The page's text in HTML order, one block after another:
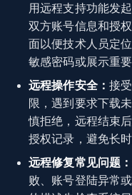
用远程支持功能发
双方账号信息和授
面以便技术人员定
敏感密码或展示重要
远程操作安全：接
限，遇到要求下载
慎拒绝，远程结束
授权记录，避免长
远程修复常见问题：
败、账号登陆异常